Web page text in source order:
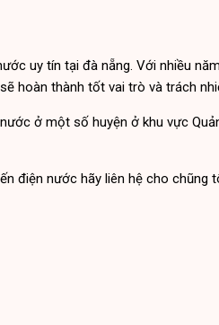
uy tín tại đà nẵng. Với nhiều
hoàn thành tốt vai trò và trách
ở một số huyện ở khu vực
điện nước hãy liên hệ cho chũng